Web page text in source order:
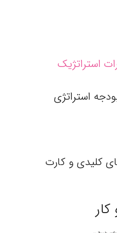
استراتژیک
کلیدی و کارت